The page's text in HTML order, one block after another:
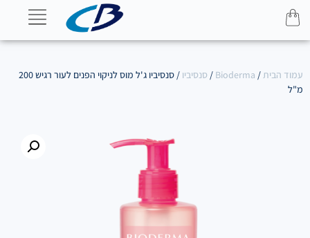
עמוד הבית/
Bioderma
/ סנסיביו
/ סנסיביו ג'ל מוס לניקוי הפנים לעור רגיש 200
מ"ל